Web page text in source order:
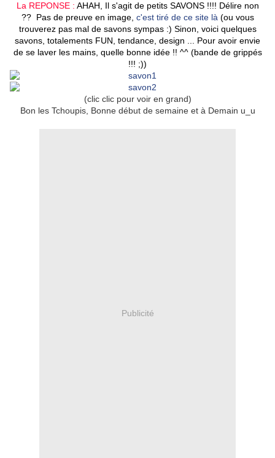
La REPONSE : AHAH, Il s'agit de petits SAVONS !!!! Délire non
?? Pas de preuve en image, c'est tiré de ce site là (ou vous
trouverez pas mal de savons sympas :) Sinon, voici quelques
savons, totalements FUN, tendance, design ... Pour avoir envie
de se laver les mains, quelle bonne idée !! ^^ (bande de grippés
!!! ;))
(clic clic pour voir en grand)
Bon les Tchoupis, Bonne début de semaine et à Demain u_u
Publicité